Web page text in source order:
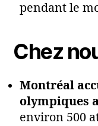
pendant le
Chez
Montréal
olympiques
environ 500